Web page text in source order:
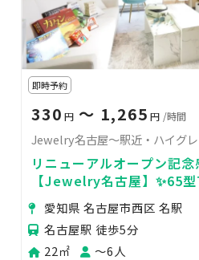
即時予約
330 円 〜 1,265 円 /時間
Jewelry名古屋～駅近・ハイグ
リニューアルオープン記
【Jewelry名古屋】✨65
ァニーブルー×大理石💎💝
愛知県 名古屋市西区 名駅
名古屋駅 徒歩5分
22㎡
〜6人